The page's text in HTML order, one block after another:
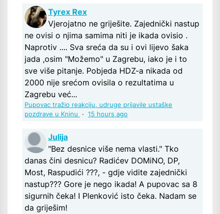
Tyrex Rex
Vjerojatno ne griješite. Zajednički nastup
ne ovisi o njima samima niti je ikada ovisio .
Naprotiv .... Sva sreća da su i ovi lijevo šaka
jada ,osim "Možemo" u Zagrebu, iako je i to
sve više pitanje. Pobjeda HDZ-a nikada od
2000 nije srećom ovisila o rezultatima u
Zagrebu već...
Pupovac tražio reakciju, udruge prijavile ustaške
pozdrave u Kninu
· 15 hours ago
Julija
"Bez desnice više nema vlasti." Tko
danas čini desnicu? Radićev DOMiNO, DP,
Most, Raspudići ???, - gdje vidite zajednički
nastup??? Gore je nego ikada! A pupovac sa 8
sigurnih čeka! I Plenković isto čeka. Nadam se
da griješim!